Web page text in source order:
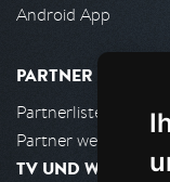
Android App
PARTNER
Partnerliste
Partner werden
TV UND